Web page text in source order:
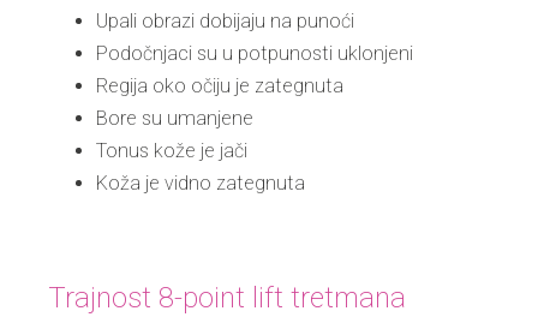
Upali obrazi dobijaju na punoći
Podočnjaci su u potpunosti uklonjeni
Regija oko očiju je zategnuta
Bore su umanjene
Tonus kože je jači
Koža je vidno zategnuta
Trajnost 8-point lift tretmana